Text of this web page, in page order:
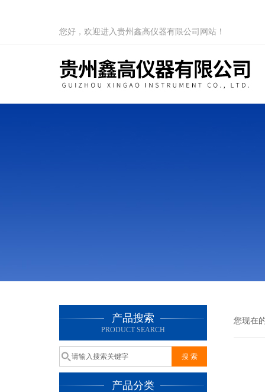
您好，欢迎进入贵州鑫高仪器有限公司网站！
产品搜索
PRODUCT SEARCH
产品分类
您现在